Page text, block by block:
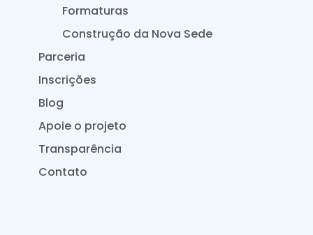
Formaturas
Construção da Nova Sede
Parceria
Inscrições
Blog
Apoie o projeto
Transparência
Contato